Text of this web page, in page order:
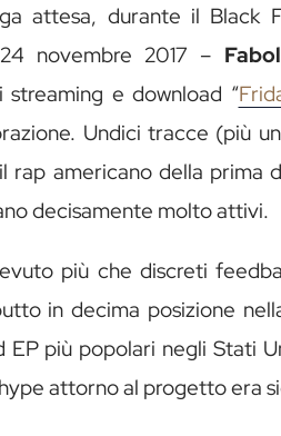
attesa, durante il Black
novembre 2017 –
e download “
Undici tracce (più
rap americano della prima
decisamente molto attivi.
più che discreti
in decima posizione
EP più popolari negli Stati
attorno al progetto era